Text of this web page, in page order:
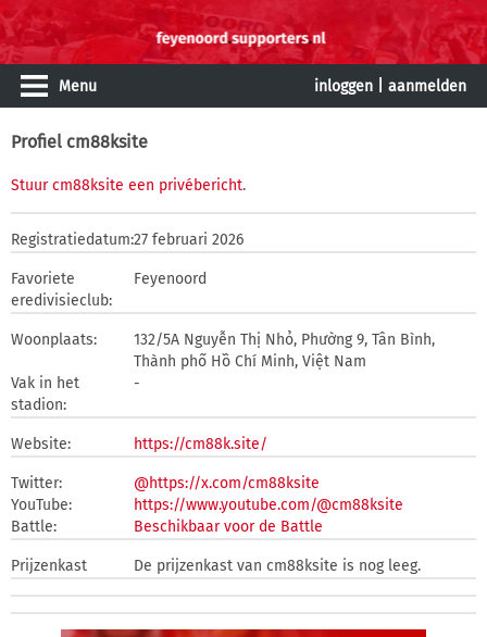
Menu inloggen aanmelden
Profiel cm88ksite
Stuur cm88ksite een privébericht.
Registratiedatum:27 februari 2026
Favoriete
eredivisieclub:
Feyenoord
Woonplaats:
132/5A Nguyễn Thị Nhỏ, Phường 9, Tân Bình,
Thành phố Hồ Chí Minh, Việt Nam
Vak in het
stadion:
-
Website: https://cm88k.site/
Twitter:
@https://x.com/cm88ksite
YouTube:
https://www.youtube.com/@cm88ksite
Battle:
Beschikbaar voor de Battle
Prijzenkast De prijzenkast van cm88ksite is nog leeg.